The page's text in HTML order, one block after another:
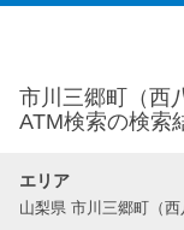
市川三郷町（西
ATM検索の検索
エリア
山梨県 市川三郷町（西